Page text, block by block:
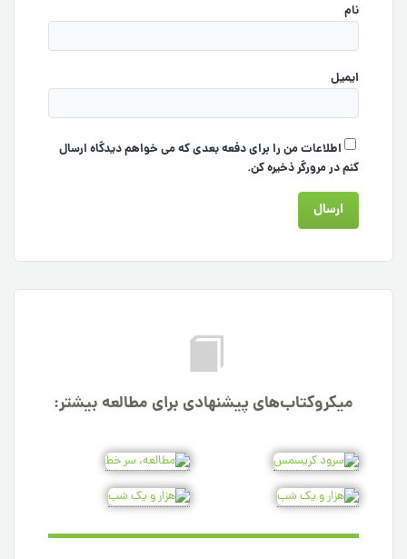
نام
ایمیل
اطلاعات من را برای دفعه بعدی که می خواهم دیدگاه ارسال
کنم در مرورگر ذخیره کن.
میکروکتاب‌های پیشنهادی برای مطالعه بیشتر: